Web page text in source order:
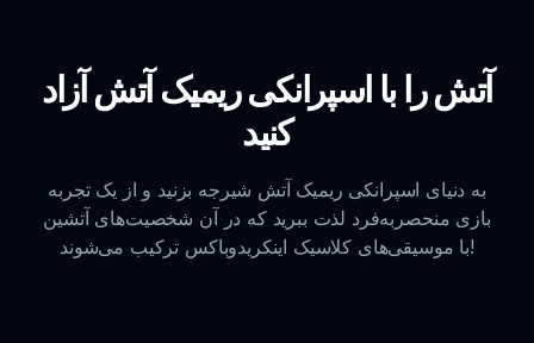
آتش را با اسپرانکی ریمیک آتش آزاد
کنید
به دنیای اسپرانکی ریمیک آتش شیرجه بزنید و از یک تجربه
بازی منحصربه‌فرد لذت ببرید که در آن شخصیت‌های آتشین
با موسیقی‌های کلاسیک اینکریدوباکس ترکیب می‌شوند!